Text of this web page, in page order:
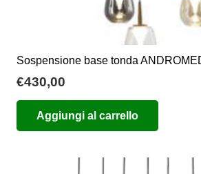
Sospensione base tonda
€430,00
Aggiungi al carrello